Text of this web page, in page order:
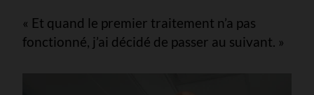
« Et quand le premier traitement n’a pas
fonctionné, j’ai décidé de passer au suivant. »